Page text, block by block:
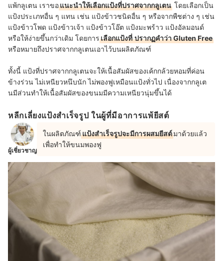
แพ้กลูเตน เราขอแนะนำให้เลือกแป้งที่ปราศจากกลูเตน โดยเลือกเป็น
แป้งประเภทอื่น ๆ แทน เช่น แป้งข้าวชนิดอื่น ๆ หรือจากพืชต่าง ๆ เช่น
แป้งข้าวโพด แป้งข้าวเจ้า แป้งข้าวโอ๊ต แป้งมะพร้าว แป้งอัลมอนด์
หรือให้ง่ายขึ้นกว่าเดิม โดยการเลือกแป้งที่ ปรากฏคำว่า Gluten Free
หรือหมายถึงปราศจากกลูเตนเอาไว้บนผลิตภัณฑ์
ทั้งนี้ แป้งที่ปราศจากกลูเตนจะให้เนื้อสัมผัสของเค้กกล้วยหอมที่ค่อน
ข้างร่วน ไม่เหนียวหนึบนัก ไม่พองฟูเหมือนแป้งทั่วไป เนื่องจากกลูเต
นมีส่วนทำให้เนื้อสัมผัสของขนมมีความเหนียวนุ่มขึ้นได้
หลีกเลี่ยงแป้งสำเร็จรูป ในผู้ที่มีอาการแพ้ยีสต์
ผู้เชี่ยวชาญ
ในผลิตภัณฑ์แป้งสำเร็จรูปจะมีการผสมยีสต์มาด้วยแล้ว
เพื่อทำให้ขนมพองฟู